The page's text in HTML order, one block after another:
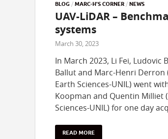
BLOG / MARC-H'S CORNER / NEWS
UAV-LiDAR –
systems
March 30, 2023
In March 2023, Li Fei, Ludovic
Ballut and Marc-Henri
Earth Sciences-UNIL) went
Koopman and Quentin Milliet
Sciences-UNIL) for one day
READ MORE